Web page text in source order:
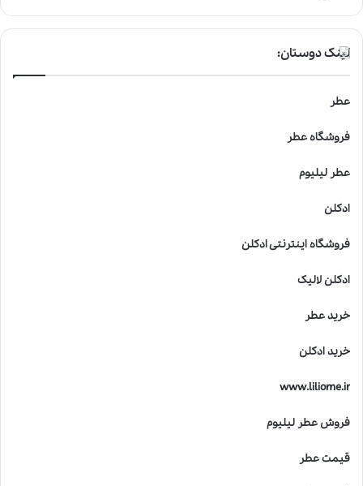
لینک دوستان:
عطر
فروشگاه عطر
عطر لیلیوم
ادکلن
فروشگاه اینترنتی ادکلن
ادکلن لالیک
خرید عطر
خرید ادکلن
www.liliome.ir
فروش عطر لیلیوم
قیمت عطر